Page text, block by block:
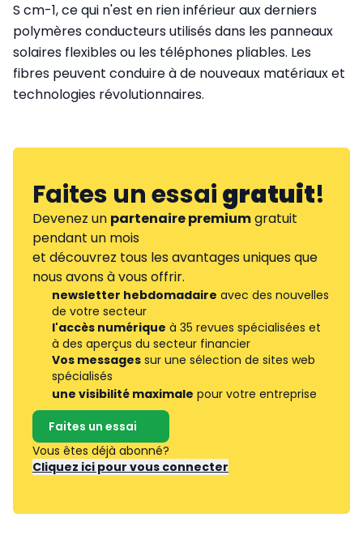
S cm-1, ce qui n'est en rien inférieur aux derniers
polymères conducteurs utilisés dans les panneaux
solaires flexibles ou les téléphones pliables. Les
fibres peuvent conduire à de nouveaux matériaux et
technologies révolutionnaires.
Faites un essaigratuit!
Devenez un partenaire premiumgratuit
pendant un mois
et découvrez tous les avantages uniques que
nous avons à vous offrir.
newsletter hebdomadaire avec des nouvelles
de votre secteur
l'accès numérique à 35 revues spécialisées et
à des aperçus du secteur financier
Vos messages sur une sélection de sites web
spécialisés
une visibilité maximale pour votre entreprise
Faites un essai
Vous êtes déjà abonné?
Cliquez ici pour vous connecter